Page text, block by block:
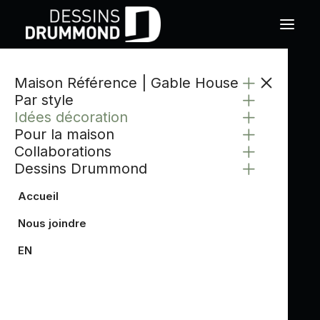
Maison Référence | Gable House
Par style
Idées décoration
Pour la maison
Collaborations
Dessins Drummond
Accueil
Nous joindre
EN